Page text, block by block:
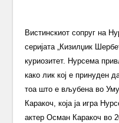
Вистинскиот сопруг на
серијата „Кизилџик
куриозитет. Нурсема
како лик кој е принуден
тоа што е вљубена во
Каракоч, која ја игра
актер Осман Каракоч во